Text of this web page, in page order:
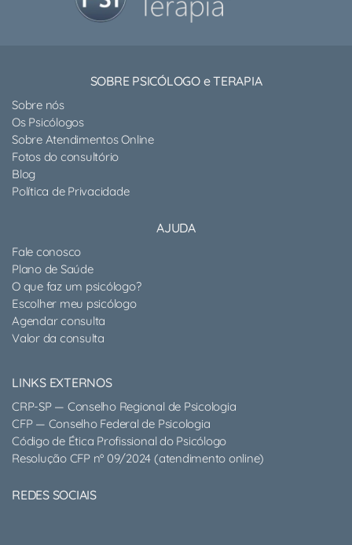
SOBRE PSICÓLOGO e TERAPIA
Sobre nós
Os Psicólogos
Sobre Atendimentos Online
Fotos do consultório
Blog
Política de Privacidade
AJUDA
Fale conosco
Plano de Saúde
O que faz um psicólogo?
Escolher meu psicólogo
Agendar consulta
Valor da consulta
LINKS EXTERNOS
CRP-SP — Conselho Regional de Psicologia
CFP — Conselho Federal de Psicologia
Código de Ética Profissional do Psicólogo
Resolução CFP nº 09/2024 (atendimento online)
REDES SOCIAIS